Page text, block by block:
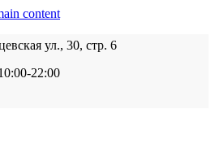
content
ул., 30, стр. 6
22:00